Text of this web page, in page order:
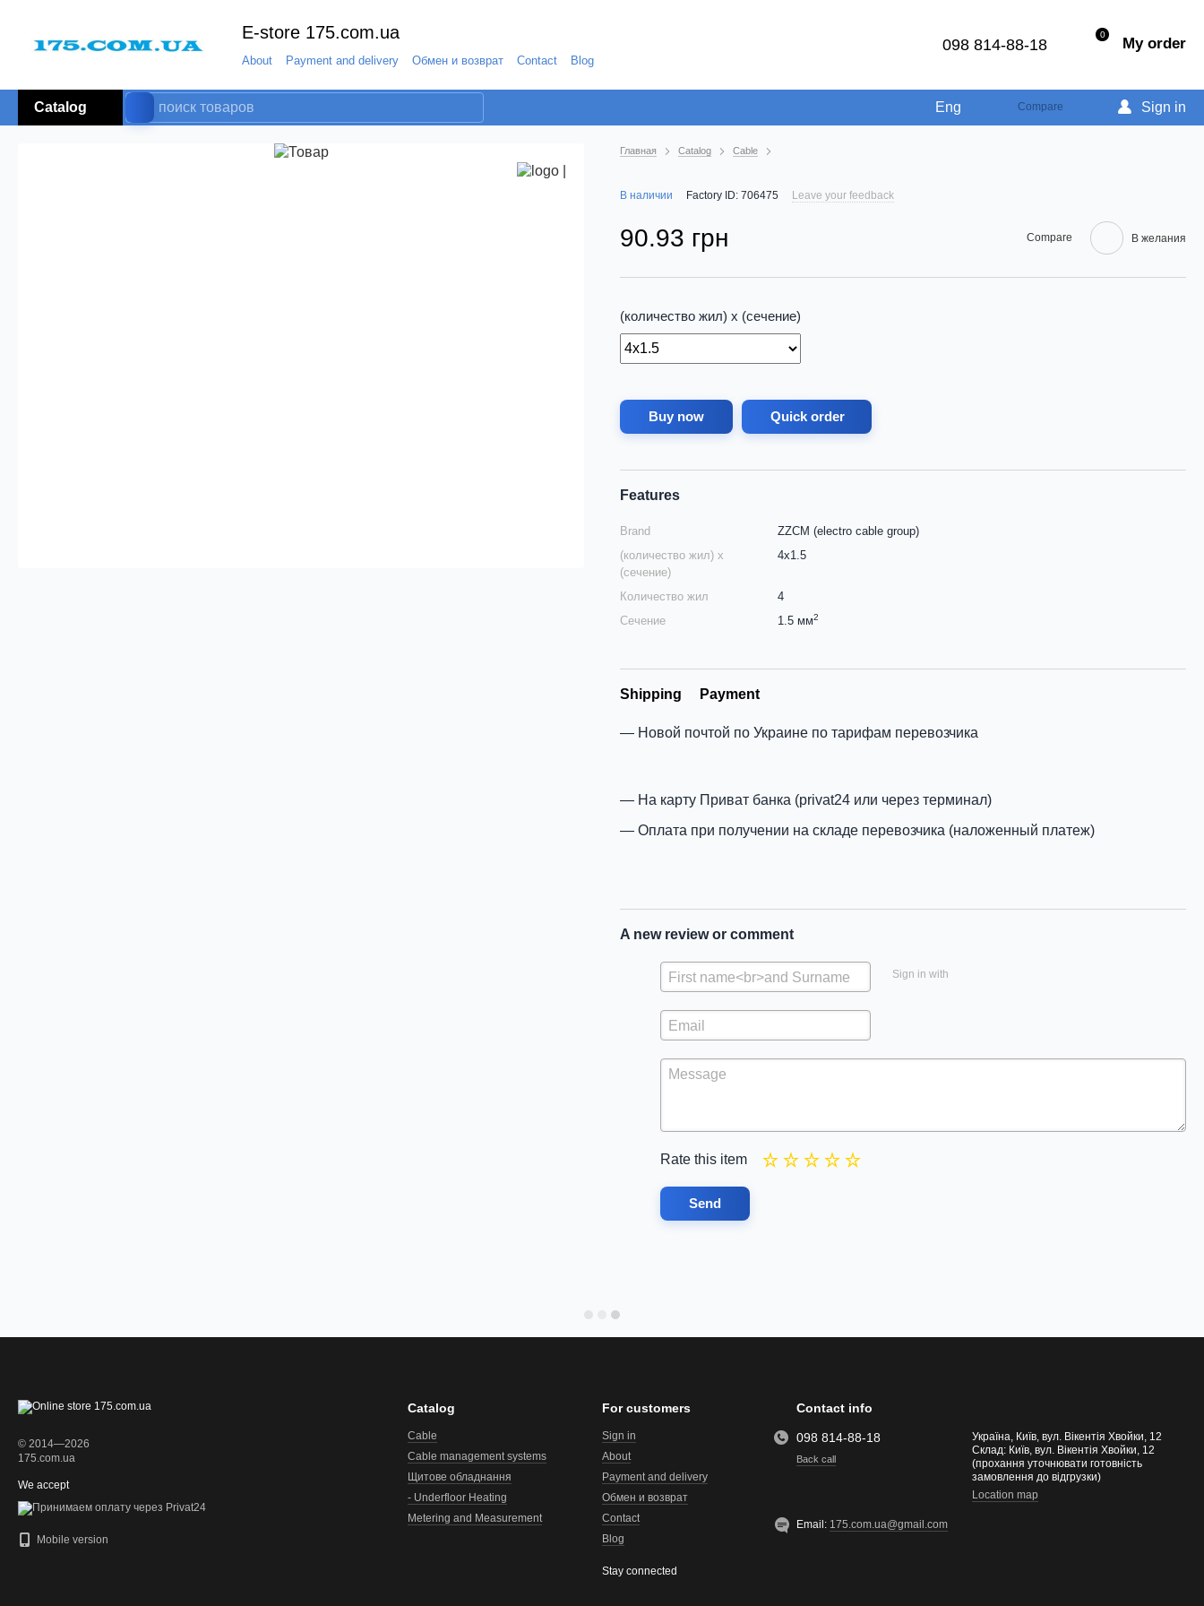
E-store 175.com.ua
About Payment and delivery Обмен и возврат Contact Blog
098 814-88-18
0 My order
Catalog Eng Compare Sign in
Главная Catalog Cable
В наличии Factory ID: 706475 Leave your feedback
90.93 грн Compare В желания
(количество жил) х (сечение)
Buy now Quick order
Features
Brand
ZZCM (electro cable group)
(количество жил) х
(сечение)
4х1.5
Количество жил
4
Сечение
1.5 мм2
Shipping Payment
Новой почтой по Украине по тарифам перевозчика
На карту Приват банка (privat24 или через терминал)
Оплата при получении на складе перевозчика (наложенный платеж)
A new review or comment
Sign in with
Rate this item
Send
© 2014—2026
175.com.ua
We accept
Mobile version
Catalog
Cable
Cable management systems
Щитове обладнання
- Underfloor Heating
Metering and Measurement
For customers
Sign in
About
Payment and delivery
Обмен и возврат
Contact
Blog
Stay connected
Contact info
098 814-88-18
Back call
Україна, Київ, вул. Вікентія Хвойки, 12
Склад: Київ, вул. Вікентія Хвойки, 12
(прохання уточнювати готовність
замовлення до відгрузки)
Location map
Email: 175.com.ua@gmail.com